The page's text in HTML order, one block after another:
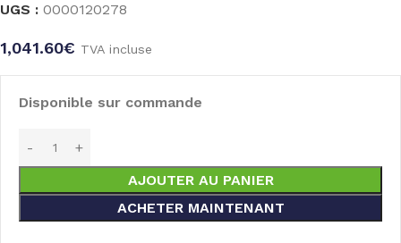
UGS : 0000120278
1,041.60€ TVA incluse
Disponible sur commande
AJOUTER AU PANIER
ACHETER MAINTENANT